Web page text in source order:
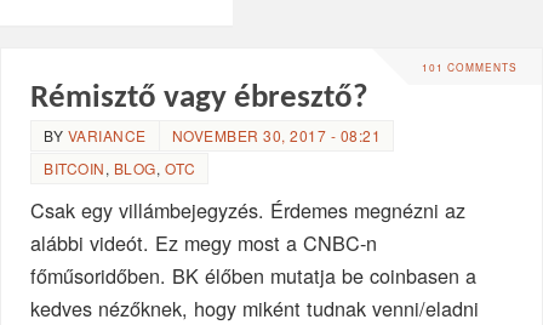
101 COMMENTS
Rémisztő vagy ébresztő?
BY VARIANCE
NOVEMBER 30, 2017 - 08:21
BITCOIN, BLOG, OTC
Csak egy villámbejegyzés. Érdemes megnézni az
alábbi videót. Ez megy most a CNBC-n
főműsoridőben. BK élőben mutatja be coinbasen a
kedves nézőknek, hogy miként tudnak venni/eladni